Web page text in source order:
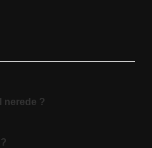
nerede ?